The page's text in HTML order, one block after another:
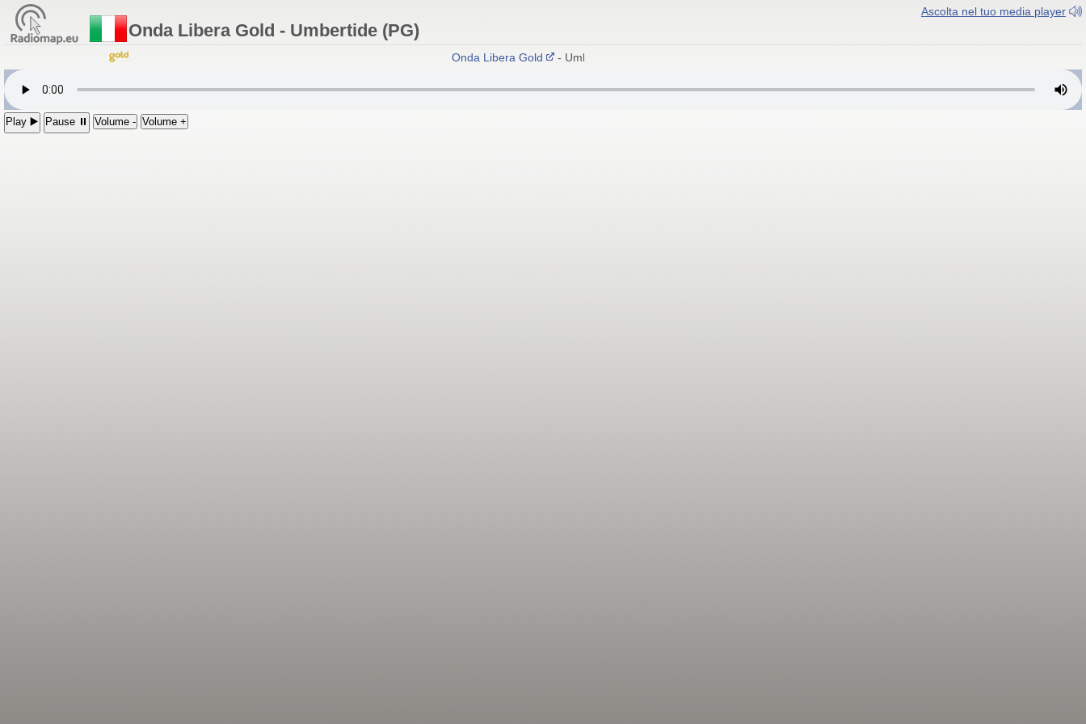
Ascolta nel tuo media player
Onda Libera Gold - Umbertide (PG)
Onda Libera Gold - Umbertide (PG)
Play ▶️ Pause ⏸ Volume - Volume +